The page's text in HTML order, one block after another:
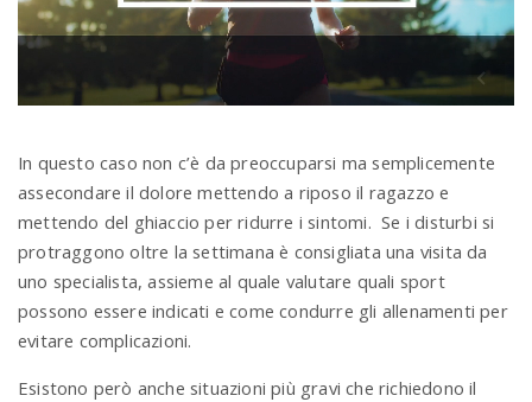
In questo caso non c’è da preoccuparsi ma semplicemente
assecondare il dolore mettendo a riposo il ragazzo e
mettendo del ghiaccio per ridurre i sintomi. Se i disturbi si
protraggono oltre la settimana è consigliata una visita da
uno specialista, assieme al quale valutare quali sport
possono essere indicati e come condurre gli allenamenti per
evitare complicazioni.
Esistono però anche situazioni più gravi che richiedono il